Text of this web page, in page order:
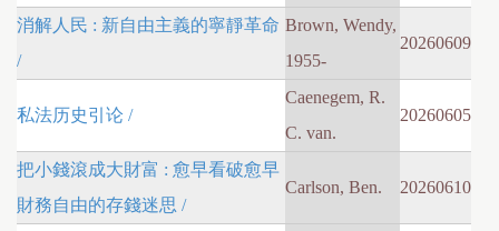
消解人民 : 新自由主義的寧靜革命
/
Brown, Wendy,
1955-
20260609
私法历史引论 /
Caenegem, R.
C. van.
20260605
把小錢滾成大財富 : 愈早看破愈早
財務自由的存錢迷思 /
Carlson, Ben. 20260610